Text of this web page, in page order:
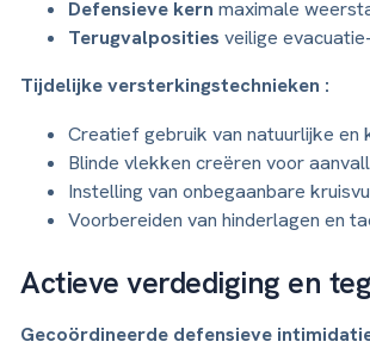
Defensieve kern maximale
Terugvalposities veilige
Tijdelijke versterkingstechnieken :
Creatief gebruik van natuurlijke
Blinde vlekken creëren voor
Instelling van onbegaanbare
Voorbereiden van hinderlagen en
Actieve verdediging en
Gecoördineerde defensieve